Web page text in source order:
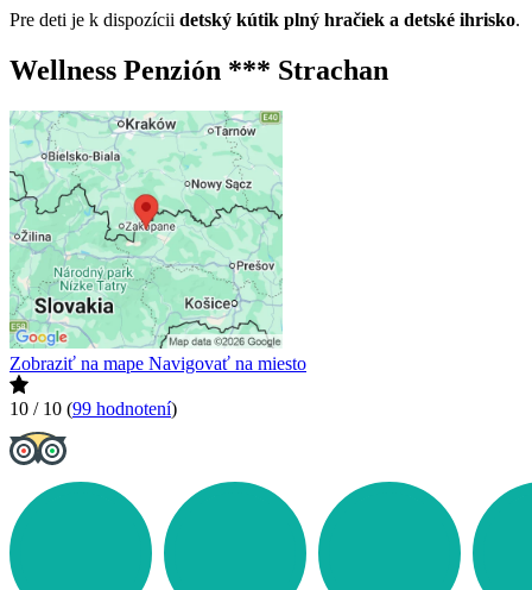
Pre deti je k dispozícii detský kútik plný hračiek a detské ihrisko.
Wellness Penzión *** Strachan
Zobraziť na mape Navigovať na miesto
10 / 10 (99 hodnotení)